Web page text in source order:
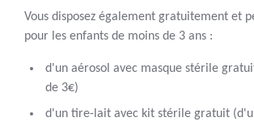
Vous disposez également gratuitement et
pour les enfants de moins de 3 ans :
d'un aérosol avec masque stérile
de 3€)
d'un tire-lait avec kit stérile gratuit